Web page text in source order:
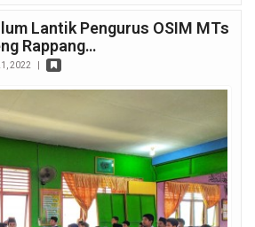
Lantik Pengurus OSIM MTs
Rappang…
2022